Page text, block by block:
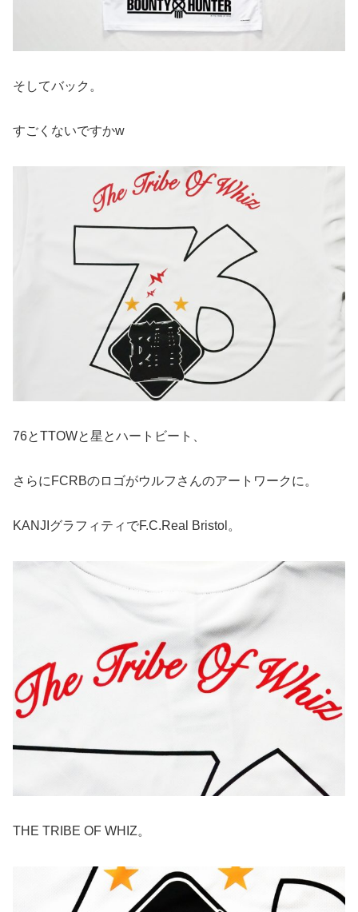
そしてバック。
すごくないですかw
76とTTOWと星とハートビート、
さらにFCRBのロゴがウルフさんのアートワークに。
KANJIグラフィティでF.C.Real Bristol。
THE TRIBE OF WHIZ。